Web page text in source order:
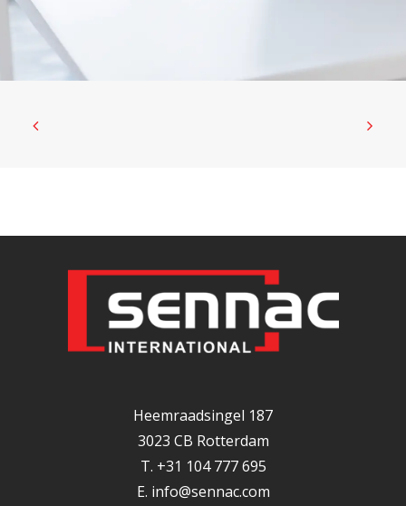
Heemraadsingel 187
3023 CB Rotterdam
T. +31 104 777 695
E. info@sennac.com